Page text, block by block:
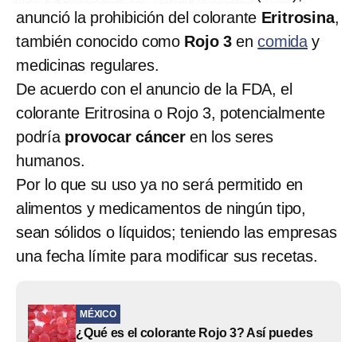
anunció la prohibición del colorante Eritrosina,
también conocido como Rojo 3encomida y
medicinas regulares.
De acuerdo con el anuncio de la FDA, el
colorante Eritrosina o Rojo 3, potencialmente
podría provocar cánceren los seres
humanos.
Por lo que su uso ya no será permitido en
alimentos y medicamentos de ningún tipo,
sean sólidos o líquidos; teniendo las empresas
una fecha límite para modificar sus recetas.
MÉXICO
¿Qué es el colorante Rojo 3? Así puedes